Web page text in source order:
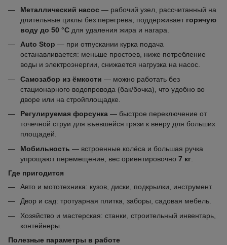
Металлический насос — рабочий узел, рассчитанный на
длительные циклы без перегрева; поддерживает горячую
воду до 50 °C для удаления жира и нагара.
Auto Stop — при отпускании курка подача
останавливается: меньше простоев, ниже потребление
воды и электроэнергии, снижается нагрузка на насос.
Самозабор из ёмкости — можно работать без
стационарного водопровода (бак/бочка), что удобно во
дворе или на стройплощадке.
Регулируемая форсунка — быстрое переключение от
точечной струи для въевшейся грязи к вееру для больших
площадей.
Мобильность — встроенные колёса и большая ручка
упрощают перемещение; вес ориентировочно 7 кг
Где пригодится
Авто и мототехника: кузов, диски, подкрылки, инструмент.
Двор и сад: тротуарная плитка, заборы, садовая мебель.
Хозяйство и мастерская: станки, строительный инвентарь,
контейнеры.
Полезные параметры в работе